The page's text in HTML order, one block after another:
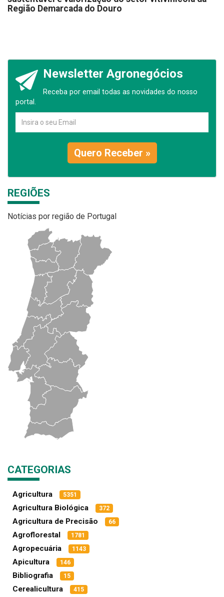
Região Demarcada do Douro
Newsletter Agronegócios
Receba por email todas as novidades do nosso
portal.
Quero Receber »
REGIÕES
Notícias por região de Portugal
CATEGORIAS
Agricultura 5351
Agricultura Biológica 372
Agricultura de Precisão 66
Agroflorestal 1781
Agropecuária 1143
Apicultura 146
Bibliografia 15
Cerealicultura 415